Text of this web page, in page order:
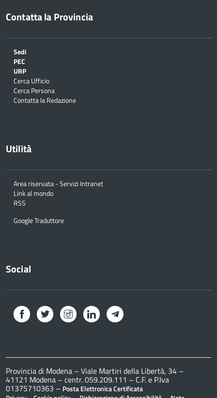
Contatta la Provincia
Sedi
PEC
URP
Cerca Ufficio
Cerca Persona
Contatta la Redazione
Utilità
Area riservata - Servizi Intranet
Link al mondo
RSS
Google Traduttore
Social
Facebook Twitter InstagramLinkedInTelegram
Provincia di Modena – Viale Martiri della Libertà, 34 –
41121 Modena – centr. 059.209.111 – C.F. e P.Iva
01375710363 – Posta Elettronica Certificata